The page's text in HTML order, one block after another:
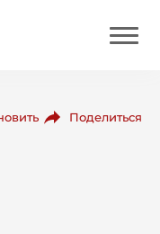
Поделиться